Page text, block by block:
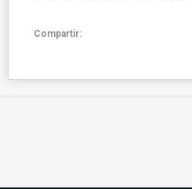
Compartir: